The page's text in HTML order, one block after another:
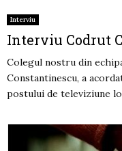
Interviu
Interviu Codrut
Colegul nostru din
Constantinescu, a
postului de televiziune